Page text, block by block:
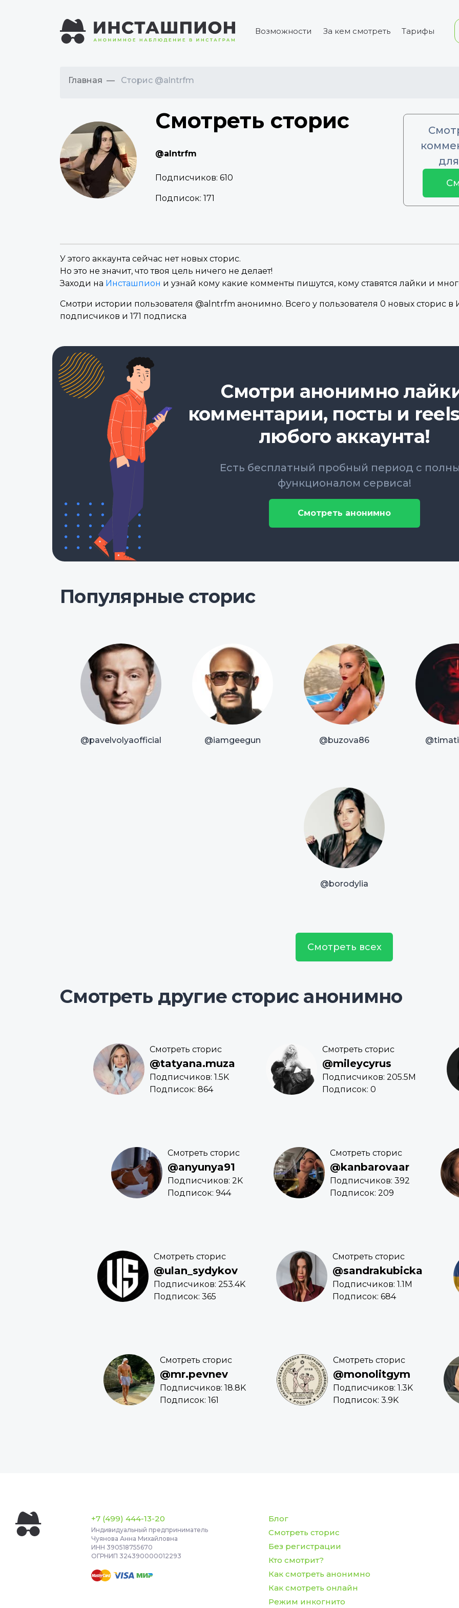
Возможности За кем смотреть Тарифы
Главная Сторис @alntrfm
Смотреть сторис
@alntrfm
Подписчиков: 610
Подписок: 171
У этого аккаунта сейчас нет новых сторис.
Но это не значит, что твоя цель ничего не делает!
Заходи на Инсташпион и узнай кому какие комменты пишутся, кому ставятся лайки и
Смотри истории пользователя @alntrfm анонимно. Всего у пользователя 0 новых сторис в
подписчиков и 171 подписка
Смотри анонимно
комментарии, посты и
любого аккаунта!
Есть бесплатный пробный период с
функционалом сервиса!
Смотреть анонимно
Популярные сторис
@pavelvolyaofficial @iamgeegun @buzova86
@borodylia
Смотреть всех
Смотреть другие сторис анонимно
Смотреть сторис
@tatyana.muza
Подписчиков: 1.5K
Подписок: 864
Смотреть сторис
@mileycyrus
Подписчиков: 205.5M
Подписок: 0
Смотреть сторис
@anyunya91
Подписчиков: 2K
Подписок: 944
Смотреть сторис
@kanbarovaar
Подписчиков: 392
Подписок: 209
Смотреть сторис
@ulan_sydykov
Подписчиков: 253.4K
Подписок: 365
Смотреть сторис
@sandrakubicka
Подписчиков: 1.1M
Подписок: 684
Смотреть сторис
@mr.pevnev
Подписчиков: 18.8K
Подписок: 161
Смотреть сторис
@monolitgym
Подписчиков: 1.3K
Подписок: 3.9K
+7 (499) 444-13-20
Индивидуальный предприниматель
Чуянова Анна Михайловна
ИНН 390518755670
ОГРНИП 324390000012293
Блог
Смотреть сторис
Без регистрации
Кто смотрит?
Как смотреть анонимно
Как смотреть онлайн
Режим инкогнито